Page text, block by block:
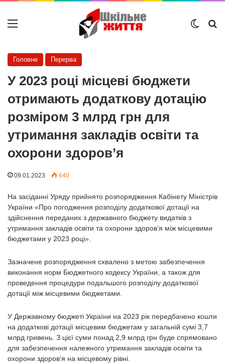
Меню
Головне Перерва
У 2023 році місцеві бюджети
отримають додаткову дотацію
розміром 3 млрд грн для
утримання закладів освіти та
охорони здоров’я
09.01.2023 640
На засіданні Уряду прийнято розпорядження Кабінету Міністрів
України «Про погодження розподілу додаткової дотації на
здійснення переданих з державного бюджету видатків з
утримання закладів освіти та охорони здоров’я між місцевими
бюджетами у 2023 році».
Зазначене розпорядження схвалено з метою забезпечення
виконання норм Бюджетного кодексу України, а також для
проведення процедури подальшого розподілу додаткової
дотації між місцевими бюджетами.
У Державному бюджеті України на 2023 рік передбачено кошти
на додаткові дотації місцевим бюджетам у загальній сумі 3,7
млрд гривень. З цієї суми понад 2,9 млрд грн буде спрямовано
для забезпечення належного утримання закладів освіти та
охорони здоров’я на місцевому рівні.